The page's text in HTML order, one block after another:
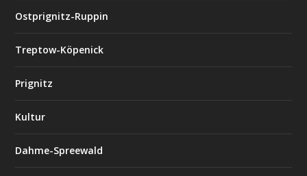
Ostprignitz-Ruppin
Treptow-Köpenick
Prignitz
Kultur
Dahme-Spreewald